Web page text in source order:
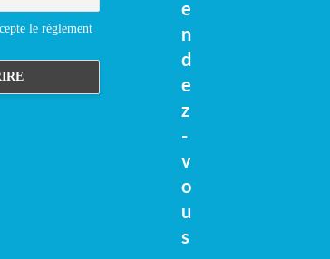
le réglement
e
n
d
e
z
-
v
o
u
s